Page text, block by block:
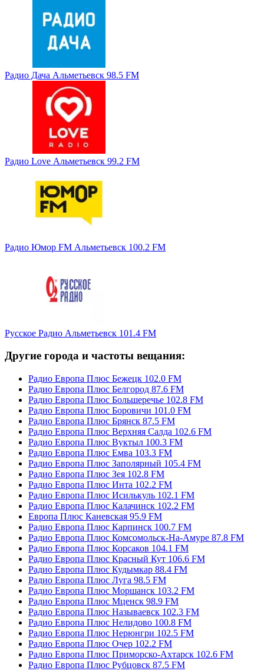
Радио Дача Альметьевск 98.5 FM
Радио Love Альметьевск 99.2 FM
Радио Юмор FM Альметьевск 100.2 FM
Русское Радио Альметьевск 101.4 FM
Другие города и частоты вещания:
Радио Европа Плюс Бежецк 102.0 FM
Радио Европа Плюс Белгород 87.6 FM
Радио Европа Плюс Большеречье 102.8 FM
Радио Европа Плюс Боровичи 101.0 FM
Радио Европа Плюс Брянск 87.5 FM
Радио Европа Плюс Верхняя Салда 102.6 FM
Радио Европа Плюс Вуктыл 100.3 FM
Радио Европа Плюс Емва 103.3 FM
Радио Европа Плюс Заполярный 105.4 FM
Радио Европа Плюс Зея 102.8 FM
Радио Европа Плюс Инта 102.2 FM
Радио Европа Плюс Исилькуль 102.1 FM
Радио Европа Плюс Калачинск 102.2 FM
Европа Плюс Каневская 95.9 FM
Радио Европа Плюс Карпинск 100.7 FM
Радио Европа Плюс Комсомольск-На-Амуре 87.8 FM
Радио Европа Плюс Корсаков 104.1 FM
Радио Европа Плюс Красный Кут 106.6 FM
Радио Европа Плюс Кудымкар 88.4 FM
Радио Европа Плюс Луга 98.5 FM
Радио Европа Плюс Моршанск 103.2 FM
Радио Европа Плюс Мценск 98.9 FM
Радио Европа Плюс Называевск 102.3 FM
Радио Европа Плюс Нелидово 100.8 FM
Радио Европа Плюс Нерюнгри 102.5 FM
Радио Европа Плюс Очер 102.2 FM
Радио Европа Плюс Приморско-Ахтарск 102.6 FM
Радио Европа Плюс Рубцовск 87.5 FM